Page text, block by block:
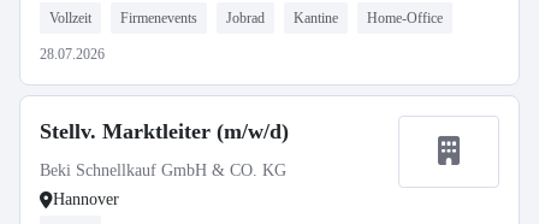
Vollzeit Firmenevents Jobrad Kantine Home-Office
28.07.2026
Stellv. Marktleiter (m/w/d)
Beki Schnellkauf GmbH & CO. KG
Hannover